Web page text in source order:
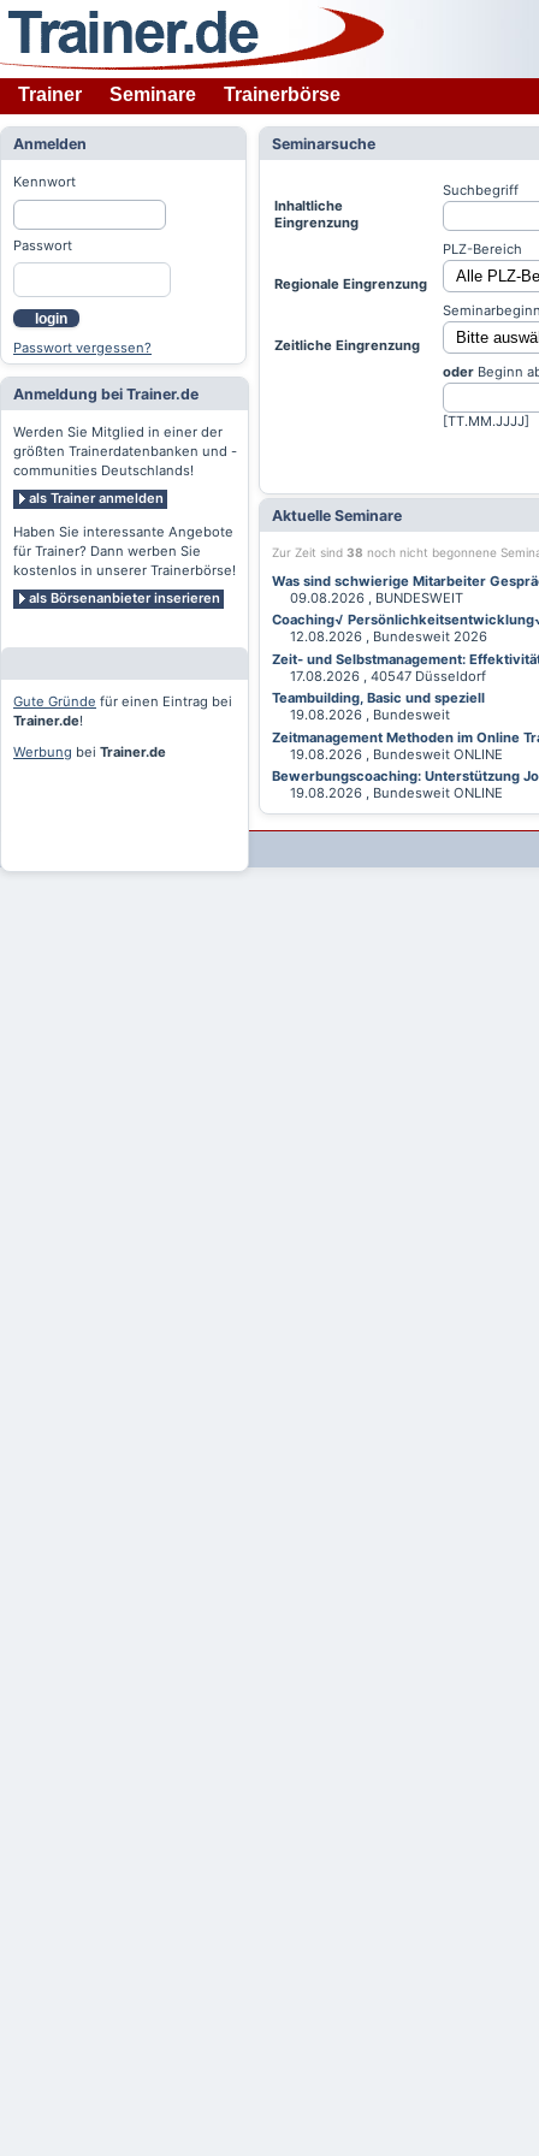
Trainer Seminare Trainerbörse
Anmelden
Kennwort
Passwort
login
Passwort vergessen?
Anmeldung bei Trainer.de
Werden Sie Mitglied in einer der
größten Trainerdatenbanken und -
communities Deutschlands!
als Trainer anmelden
Haben Sie interessante Angebote
für Trainer? Dann werben Sie
kostenlos in unserer Trainerbörse!
als Börsenanbieter inserieren
Gute Gründe für einen Eintrag bei
Trainer.de!
Werbung bei Trainer.de
Seminarsuche
Inhaltliche
Eingrenzung
Suchbegriff
Regionale Eingrenzung
PLZ-Bereich
Zeitliche Eingrenzung
oder Beginn
[TT.MM.JJJJ]
Aktuelle Seminare
Zur Zeit sind 38 noch nicht begonnene
Was sind schwierige Mitarbeiter
09.08.2026 , BUNDESWEIT
Coaching√
12.08.2026 , Bundesweit 2026
Zeit- und Selbstmanagement:
17.08.2026 , 40547 Düsseldorf
Teambuilding, Basic und speziell
19.08.2026 , Bundesweit
Zeitmanagement Methoden im Online
19.08.2026 , Bundesweit ONLINE
Bewerbungscoaching: Unterstützung
19.08.2026 , Bundesweit ONLINE